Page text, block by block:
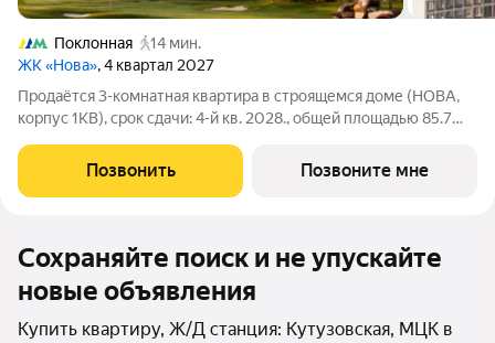
Поклонная
14 мин.
ЖК «Нова», 4 квартал 2027
Продаётся 3-комнатная квартира в строящемся доме (НОВА,
корпус 1КВ), срок сдачи: 4-й кв. 2028., общей площадью 85.7
зеленом районе Москвы, ставшие образцом практичной
премиальности и
Позвонить Позвоните мне
Сохраняйте поиск и не упускайте
новые объявления
Купить квартиру, Ж/Д станция: Кутузовская, МЦК в